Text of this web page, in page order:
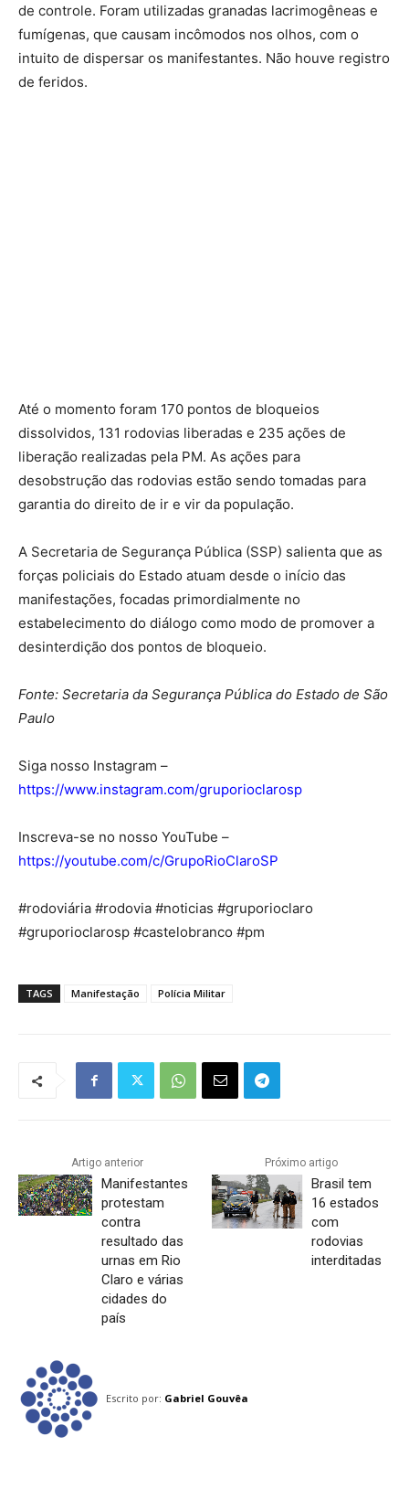
de controle. Foram utilizadas granadas lacrimogêneas e
fumígenas, que causam incômodos nos olhos, com o
intuito de dispersar os manifestantes. Não houve registro
de feridos.
Até o momento foram 170 pontos de bloqueios
dissolvidos, 131 rodovias liberadas e 235 ações de
liberação realizadas pela PM. As ações para
desobstrução das rodovias estão sendo tomadas para
garantia do direito de ir e vir da população.
A Secretaria de Segurança Pública (SSP) salienta que as
forças policiais do Estado atuam desde o início das
manifestações, focadas primordialmente no
estabelecimento do diálogo como modo de promover a
desinterdição dos pontos de bloqueio.
Fonte: Secretaria da Segurança Pública do Estado de São
Paulo
Siga nosso Instagram –
https://www.instagram.com/gruporioclarosp
Inscreva-se no nosso YouTube –
https://youtube.com/c/GrupoRioClaroSP
#rodoviária #rodovia #noticias #gruporioclaro
#gruporioclarosp #castelobranco #pm
TAGS Manifestação Polícia Militar
Artigo anterior
Manifestantes
protestam
contra
resultado das
urnas em Rio
Claro e várias
cidades do
país
Próximo artigo
Brasil tem
16 estados
com
rodovias
interditadas
Escrito por: Gabriel Gouvêa